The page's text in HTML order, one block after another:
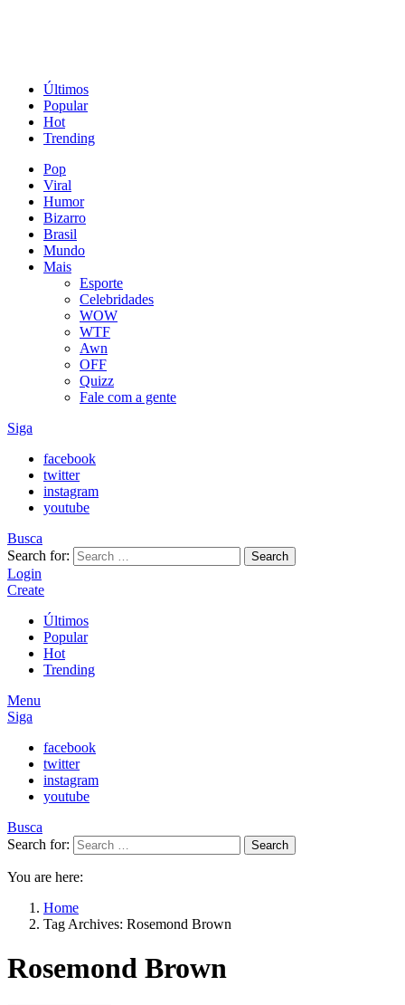
Últimos
Popular
Hot
Trending
Pop
Viral
Humor
Bizarro
Brasil
Mundo
Mais
Esporte
Celebridades
WOW
WTF
Awn
OFF
Quizz
Fale com a gente
Siga
facebook
twitter
instagram
youtube
Busca
Search for:
Search
Login
Create
Últimos
Popular
Hot
Trending
Menu
Siga
facebook
twitter
instagram
youtube
Busca
Search for:
Search
You are here:
Home
Tag Archives: Rosemond Brown
Rosemond Brown